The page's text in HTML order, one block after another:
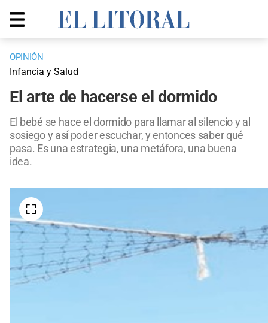
OPINIÓN
Infancia y Salud
El arte de hacerse el dormido
El bebé se hace el dormido para llamar al silencio y al
sosiego y así poder escuchar, y entonces saber qué
pasa. Es una estrategia, una metáfora, una buena
idea.